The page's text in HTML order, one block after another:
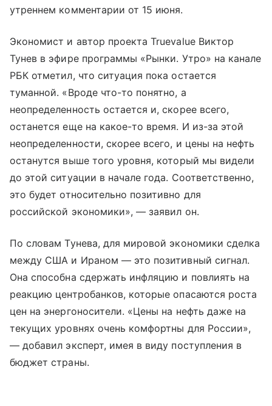
утреннем комментарии от 15 июня.
Экономист и автор проекта Truevalue Виктор
Тунев в эфире программы «Рынки. Утро» на канале
РБК отметил, что ситуация пока остается
туманной. «Вроде что-то понятно, а
неопределенность остается и, скорее всего,
останется еще на какое-то время. И из-за этой
неопределенности, скорее всего, и цены на нефть
останутся выше того уровня, который мы видели
до этой ситуации в начале года. Соответственно,
это будет относительно позитивно для
российской экономики», — заявил он.
По словам Тунева, для мировой экономики сделка
между США и Ираном — это позитивный сигнал.
Она способна сдержать инфляцию и повлиять на
реакцию центробанков, которые опасаются роста
цен на энергоносители. «Цены на нефть даже на
текущих уровнях очень комфортны для России»,
— добавил эксперт, имея в виду поступления в
бюджет страны.